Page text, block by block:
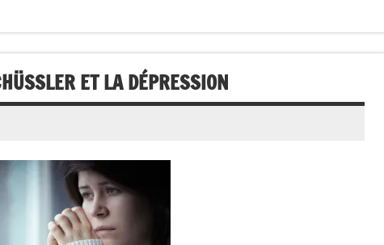
ET LA DÉPRESSION